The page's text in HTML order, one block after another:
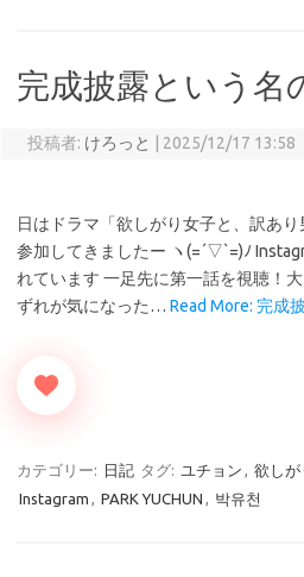
完成披露という名
投稿者: けろっと 2025/12/17 13:58
日はドラマ「欲しがり女子と、訳あ
参加してきましたー ヽ(=´▽`=)ﾉ
れています 一足先に第一話を視聴！
ずれが気になった… Read More: 完成
カテゴリー: 日記 タグ: ユチョン , 欲しが
Instagram , PARK YUCHUN , 박유천